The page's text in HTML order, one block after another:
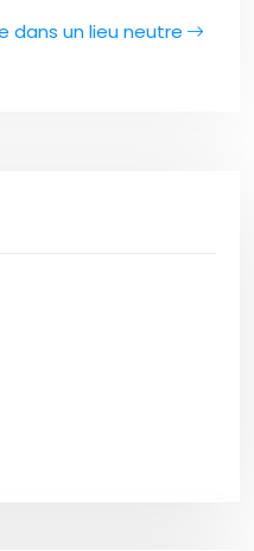
dans un lieu neutre